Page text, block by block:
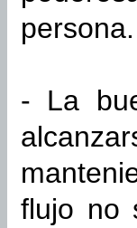
persona.
- La
flujo no